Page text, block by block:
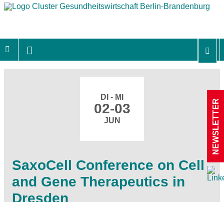
DI - MI
02-03
JUN
SaxoCell Conference on Cell
and Gene Therapeutics in
Dresden
NEWSLETTER